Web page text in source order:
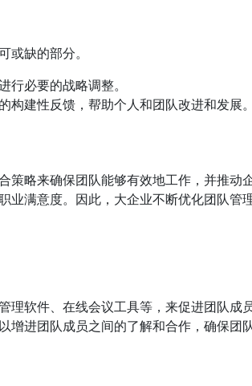
缺的部分。
必要的战略调整。
构建性反馈，帮助个人和团队改进和发展。
策略来确保团队能够有效地工作，并推动
业满意度。因此，大企业不断优化团队管
理软件、在线会议工具等，来促进团队成
增进团队成员之间的了解和合作，确保团